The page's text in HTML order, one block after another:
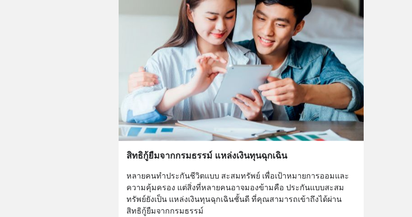
สิทธิกู้ยืมจากกรมธรรม์ แหล่งเงินทุนฉุกเฉิน
หลายคนทำประกันชีวิตแบบ สะสมทรัพย์ เพื่อเป้าหมายการออมและ
ความคุ้มครอง แต่สิ่งที่หลายคนอาจมองข้ามคือ ประกันแบบสะสม
ทรัพย์ยังเป็น แหล่งเงินทุนฉุกเฉินชั้นดี ที่คุณสามารถเข้าถึงได้ผ่าน
สิทธิกู้ยืมจากกรมธรรม์